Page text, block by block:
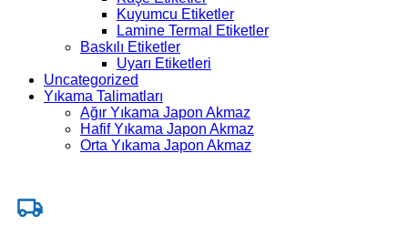
Kuyumcu Etiketler
Lamine Termal Etiketler
Baskılı Etiketler
Uyarı Etiketleri
Uncategorized
Yıkama Talimatları
Ağır Yıkama Japon Akmaz
Hafif Yıkama Japon Akmaz
Orta Yıkama Japon Akmaz